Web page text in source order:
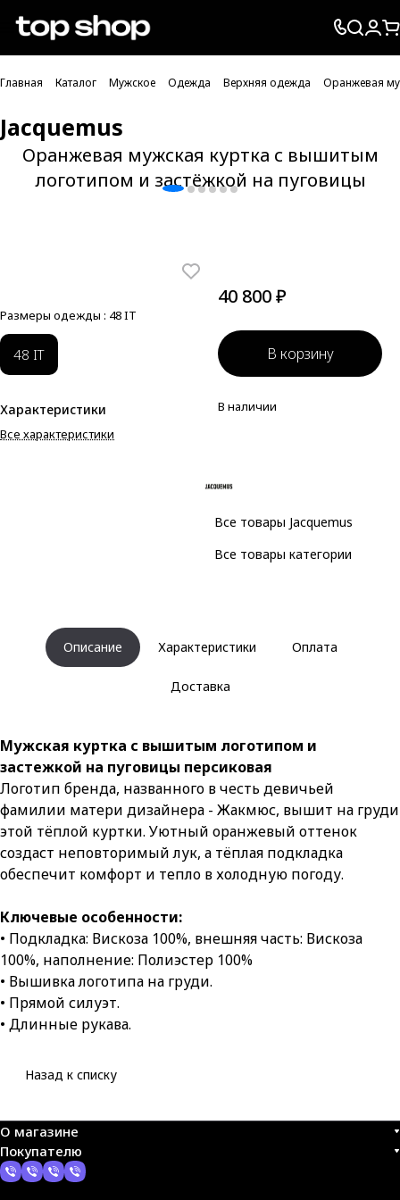
Проверка хлебных крошек
Главная Каталог Мужское Одежда Верхняя одежда Оранжевая
Jacquemus
Оранжевая мужская куртка с вышитым
логотипом и застёжкой на пуговицы
Размеры одежды : 48 IT
48 IT
Характеристики
Все характеристики
40 800 ₽
В корзину
В наличии
Все товары Jacquemus
Все товары категории
Описание Характеристики Оплата
Доставка
Мужская куртка с вышитым логотипом и
застежкой на пуговицы персиковая
Логотип бренда, названного в честь девичьей
фамилии матери дизайнера - Жакмюс, вышит на груди
этой тёплой куртки. Уютный оранжевый оттенок
создаст неповторимый лук, а тёплая подкладка
обеспечит комфорт и тепло в холодную погоду.
Ключевые особенности:
• Подкладка: Вискоза 100%, внешняя часть: Вискоза
100%, наполнение: Полиэстер 100%
• Вышивка логотипа на груди.
• Прямой силуэт.
• Длинные рукава.
Назад к списку
О магазине
Покупателю